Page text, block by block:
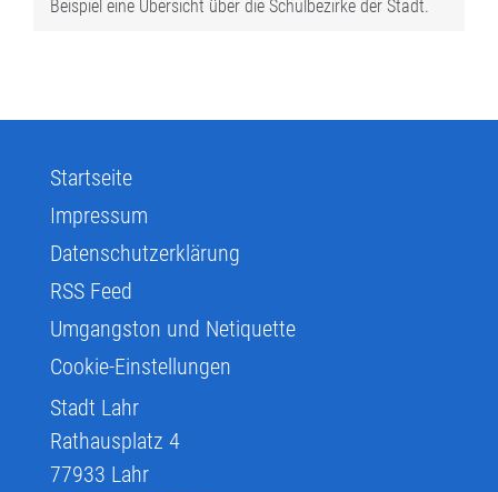
Beispiel eine Übersicht über die Schulbezirke der Stadt.
Startseite
Impressum
Datenschutzerklärung
RSS Feed
Umgangston und Netiquette
Cookie-Einstellungen
Stadt Lahr
Rathausplatz 4
77933 Lahr